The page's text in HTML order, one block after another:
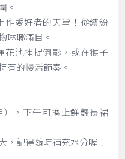
。
愛好者的天堂！從繽紛
琳瑯滿目。
花池捕捉倒影，或在猴子
有的慢活節奏。
，下午可換上鮮豔長裙
，記得隨時補充水分喔！